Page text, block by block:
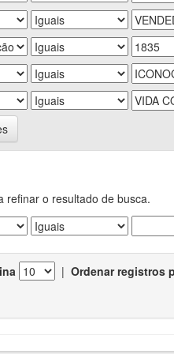
refinar o resultado de busca.
| Ordenar registros